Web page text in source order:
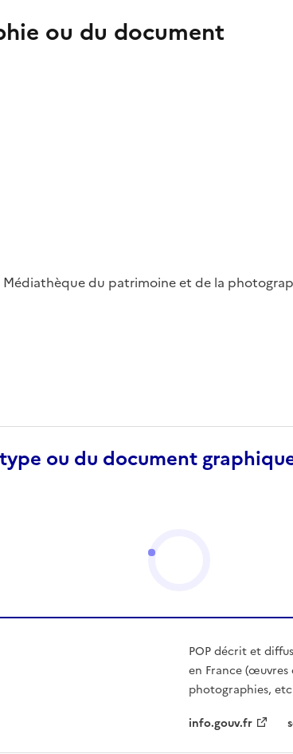
ou du document
Médiathèque du patrimoine et de la
ou du document
POP décrit et
en France (œuvres
photographies,
info.gouv.fr